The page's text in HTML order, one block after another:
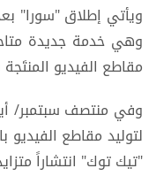
ويأتي إطلاق "سورا"
وهي خدمة جديدة
مقاطع الفيديو
وفي منتصف سبتمبر/
لتوليد مقاطع
"تيك توك" انتشاراً